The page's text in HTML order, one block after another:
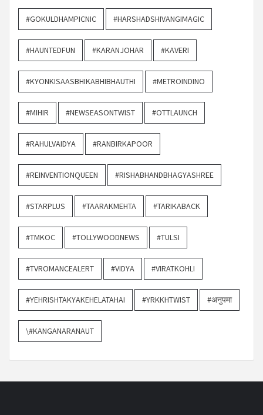
#GOKULDHAMPICNIC #HARSHADSHIVANGIMAGIC
#HAUNTEDFUN #KARANJOHAR #KAVERI
#KYONKISAASBHIKABHIBHAUTHI #METROINDINO
#MIHIR #NEWSEASONTWIST #OTTLAUNCH
#RAHULVAIDYA #RANBIRKAPOOR
#REINVENTIONQUEEN #RISHABHANDBHAGYASHREE
#STARPLUS #TAARAKMEHTA #TARIKABACK
#TMKOC #TOLLYWOODNEWS #TULSI
#TVROMANCEALERT #VIDYA #VIRATKOHLI
#YEHRISHTAKYAKEHELATAHAI #YRKKHTWIST #अनुपमा
\#KANGANARANAUT